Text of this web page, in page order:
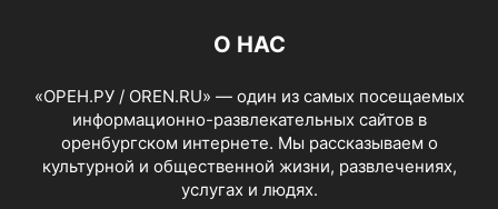
О НАС
«ОРЕН.РУ / OREN.RU» — один из самых посещаемых
информационно-развлекательных сайтов в
оренбургском интернете. Мы рассказываем о
культурной и общественной жизни, развлечениях,
услугах и людях.